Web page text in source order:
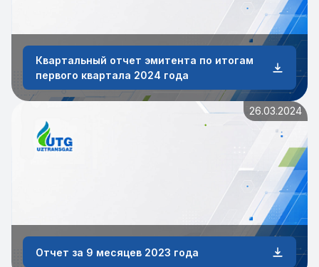
Квартальный отчет эмитента по итогам
первого квартала 2024 года
26.03.2024
Отчет за 9 месяцев 2023 года